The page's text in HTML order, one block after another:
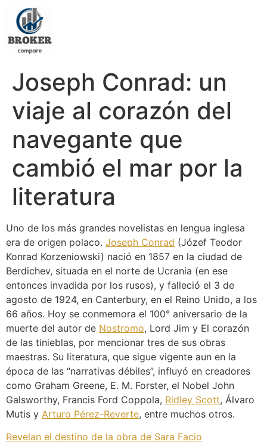
Joseph Conrad: un
viaje al corazón del
navegante que
cambió el mar por la
literatura
Uno de los más grandes novelistas en lengua inglesa
era de origen polaco. Joseph Conrad (Józef Teodor
Konrad Korzeniowski) nació en 1857 en la ciudad de
Berdichev, situada en el norte de Ucrania (en ese
entonces invadida por los rusos), y falleció el 3 de
agosto de 1924, en Canterbury, en el Reino Unido, a los
66 años. Hoy se conmemora el 100° aniversario de la
muerte del autor de Nostromo, Lord Jim y El corazón
de las tinieblas, por mencionar tres de sus obras
maestras. Su literatura, que sigue vigente aun en la
época de las “narrativas débiles”, influyó en creadores
como Graham Greene, E. M. Forster, el Nobel John
Galsworthy, Francis Ford Coppola, Ridley Scott, Álvaro
Mutis y Arturo Pérez-Reverte, entre muchos otros.
Revelan el destino de la obra de Sara Facio